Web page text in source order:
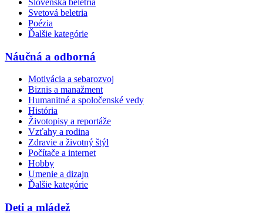
Svetová beletria
Poézia
Ďalšie kategórie
Náučná a odborná
Motivácia a sebarozvoj
Biznis a manažment
Humanitné a spoločenské vedy
História
Životopisy a reportáže
Vzťahy a rodina
Zdravie a životný štýl
Počítače a internet
Hobby
Umenie a dizajn
Ďalšie kategórie
Deti a mládež